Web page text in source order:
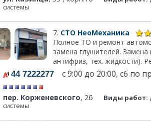
системы
7. СТО НеоМеханика
Полное ТО и ремонт
замена глушителей. Замена
антифриз, тех. жидкости).
44 7222277 с 9:00 до 20:00, сб по
пер. Корженевского, 26 Виды работ:
системы